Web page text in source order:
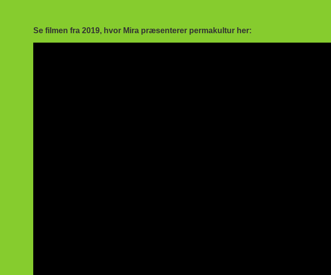
Se filmen fra 2019, hvor Mira præsenterer permakultur her: